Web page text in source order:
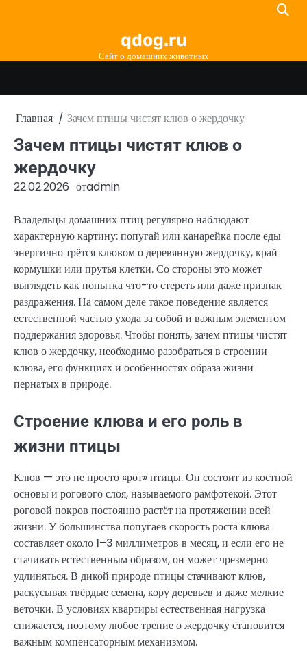
qdog.ru
Сайт о домашних животных
Главная Зачем птицы чистят клюв о жердочку
Зачем птицы чистят клюв о
жердочку
22.02.2026 отadmin
Владельцы домашних птиц регулярно наблюдают
характерную картину: попугай или канарейка после еды
энергично трётся клювом о деревянную жердочку, край
кормушки или прутья клетки. Со стороны это может
выглядеть как попытка что-то стереть или даже признак
раздражения. На самом деле такое поведение является
естественной частью ухода за собой и важным элементом
поддержания здоровья. Чтобы понять, зачем птицы чистят
клюв о жердочку, необходимо разобраться в строении
клюва, его функциях и особенностях образа жизни
пернатых в природе.
Строение клюва и его роль в
жизни птицы
Клюв — это не просто «рот» птицы. Он состоит из костной
основы и рогового слоя, называемого рамфотекой. Этот
роговой покров постоянно растёт на протяжении всей
жизни. У большинства попугаев скорость роста клюва
составляет около 1–3 миллиметров в месяц, и если его не
стачивать естественным образом, он может чрезмерно
удлиняться. В дикой природе птицы стачивают клюв,
раскусывая твёрдые семена, кору деревьев и даже мелкие
веточки. В условиях квартиры естественная нагрузка
снижается, поэтому любое трение о жердочку становится
важным компенсаторным механизмом.